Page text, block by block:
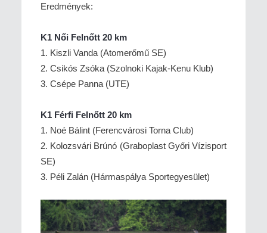
Eredmények:
K1 Női Felnőtt 20 km
1. Kiszli Vanda (Atomerőmű SE)
2. Csikós Zsóka (Szolnoki Kajak-Kenu Klub)
3. Csépe Panna (UTE)
K1 Férfi Felnőtt 20 km
1. Noé Bálint (Ferencvárosi Torna Club)
2. Kolozsvári Brúnó (Graboplast Győri Vízisport
SE)
3. Péli Zalán (Hármaspálya Sportegyesület)